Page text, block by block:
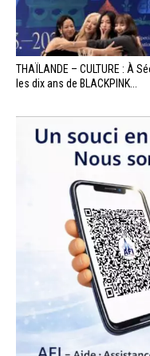
THAÏLANDE – CULTURE : À
les dix ans de BLACKPINK...